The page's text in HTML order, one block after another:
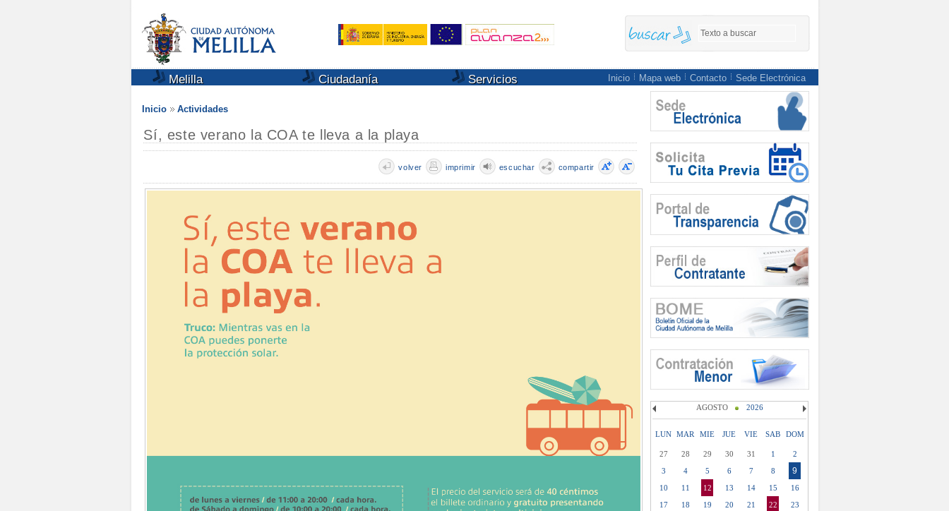
Melilla Ciudadanía Servicios Inicio Mapa web Contacto Sede Electrónica
Inicio Actividades
Sí, este verano la COA te lleva a la playa
compartir
escuchar
imprimir
volver
AGOSTO 2026
LUN MAR MIE JUE VIE SAB DOM
27 28 29 30 31 1
2
3
4 5 6 7 8 9
10 11 12 13 14 15
16
17
18 19 20 21 22
23